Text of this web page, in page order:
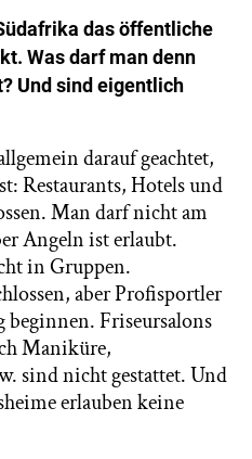
das öffentliche
Was darf man denn
Und sind eigentlich
darauf geachtet,
Restaurants, Hotels und
Man darf nicht am
Angeln ist erlaubt.
in Gruppen.
aber Profisportler
Friseursalons
Maniküre,
sind nicht gestattet. Und
erlauben keine